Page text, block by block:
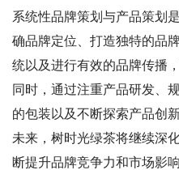
系统性品牌策划与产品策划
确品牌定位、打造独特的品
统以及进行有效的品牌传播
同时，通过注重产品研发、
的包装以及不断探索产品创
未来，树时光绿茶将继续深
断提升品牌竞争力和市场影